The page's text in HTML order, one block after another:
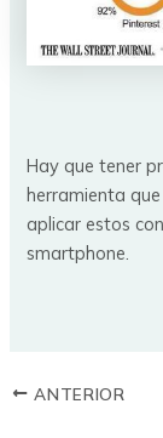
Hay que tener
herramienta
aplicar estos
smartphone.
ANTERIOR